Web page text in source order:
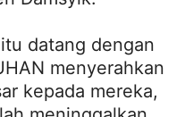
datang dengan
menyerahkan
kepada mereka,